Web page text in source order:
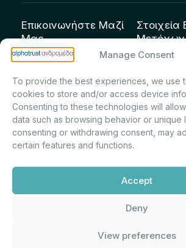
Manage Consent
To provide the best experiences, we use
cookies to store and/or access device
Consenting to these technologies will
data such as browsing behavior or unique
consenting or withdrawing consent, may
certain features and functions.
Accept
Deny
View preferences
Επικοινωνήστε Μαζί
Μας
info@andromeda.eu
Οδός Αριστείδου 1,
Κηφισιά Τ.Κ. 14561
Στοιχεία
Μετόχων
Secretary
Relations
210 62 89